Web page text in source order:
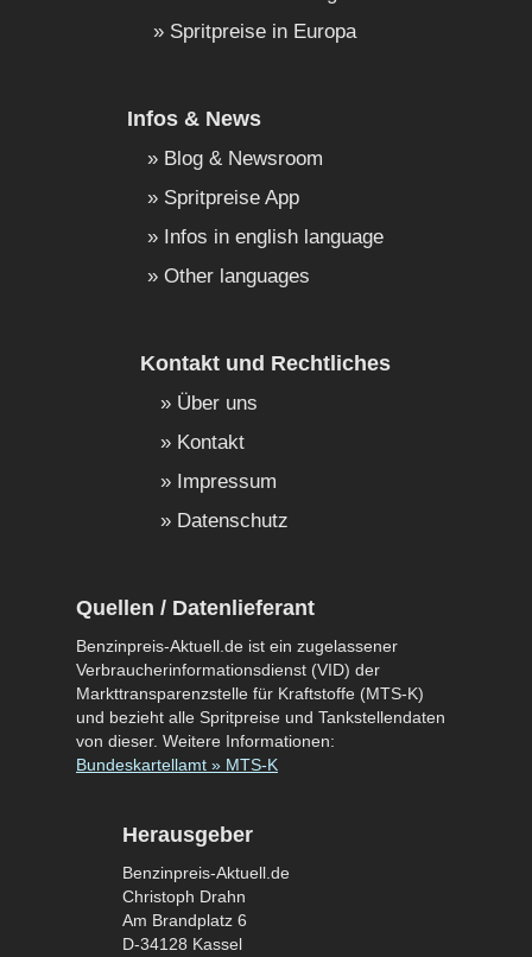
Spritpreise in Europa
Infos & News
Blog & Newsroom
Spritpreise App
Infos in english language
Other languages
Kontakt und Rechtliches
Über uns
Kontakt
Impressum
Datenschutz
Quellen / Datenlieferant
Benzinpreis-Aktuell.de ist ein zugelassener
Verbraucherinformationsdienst (VID) der
Markttransparenzstelle für Kraftstoffe (MTS-K)
und bezieht alle Spritpreise und Tankstellendaten
von dieser. Weitere Informationen:
Bundeskartellamt » MTS-K
Herausgeber
Benzinpreis-Aktuell.de
Christoph Drahn
Am Brandplatz 6
D-34128 Kassel